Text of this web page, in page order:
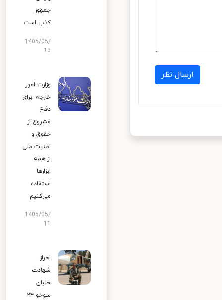
ارسال نظر
جمهور
کذب است
1405/05/
13
وزارت امور
خارجه: برای
دفاع
مشروع از
حقوق و
امنیت ملی
از همه
ابزارها
استفاده
می‌کنیم
1405/05/
احراز
شهادت
خلبان
سوخو ۲۴